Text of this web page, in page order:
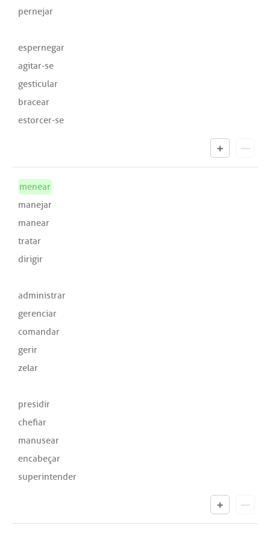
pernejar
espernegar
agitar-se
gesticular
bracear
estorcer-se
menear
manejar
manear
tratar
dirigir
administrar
gerenciar
comandar
gerir
zelar
presidir
chefiar
manusear
encabeçar
superintender